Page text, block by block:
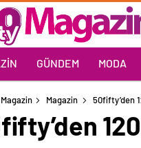
GÜNDEM MODA
Magazin 50fifty’den